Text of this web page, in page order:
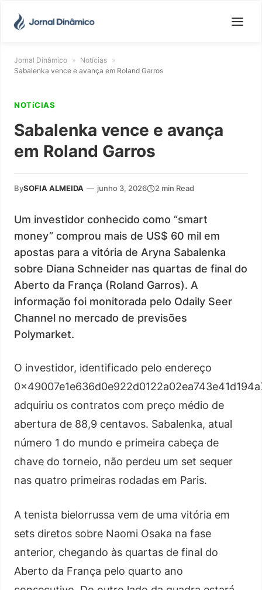
Jornal Dinâmico » Notícias »
Sabalenka vence e avança em Roland Garros
NOTíCIAS
Sabalenka vence e avança
em Roland Garros
BySOFIA ALMEIDA — junho 3, 2026 2 min Read
Um investidor conhecido como “smart
money” comprou mais de US$ 60 mil em
apostas para a vitória de Aryna Sabalenka
sobre Diana Schneider nas quartas de final do
Aberto da França (Roland Garros). A
informação foi monitorada pelo Odaily Seer
Channel no mercado de previsões
Polymarket.
O investidor, identificado pelo endereço
adquiriu os contratos com preço médio de
abertura de 88,9 centavos. Sabalenka, atual
número 1 do mundo e primeira cabeça de
chave do torneio, não perdeu um set sequer
nas quatro primeiras rodadas em Paris.
A tenista bielorrussa vem de uma vitória em
sets diretos sobre Naomi Osaka na fase
anterior, chegando às quartas de final do
Aberto da França pelo quarto ano